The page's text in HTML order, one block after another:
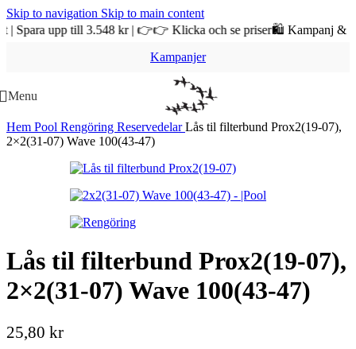
Skip to navigation Skip to main content
upp till 3.548 kr | 👉👉 Klicka och se priser🛍️ Kampanj & REA
Kampanjer
Menu
Hem Pool Rengöring ReservedelarLås til filterbund Prox2(19-07),
2×2(31-07) Wave 100(43-47)
Lås til filterbund Prox2(19-07),
2×2(31-07) Wave 100(43-47)
25,80 kr